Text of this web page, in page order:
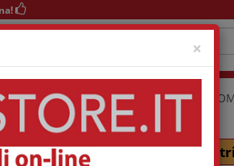
×
SEDIE COMPLEMENTI
friggitrice e molti